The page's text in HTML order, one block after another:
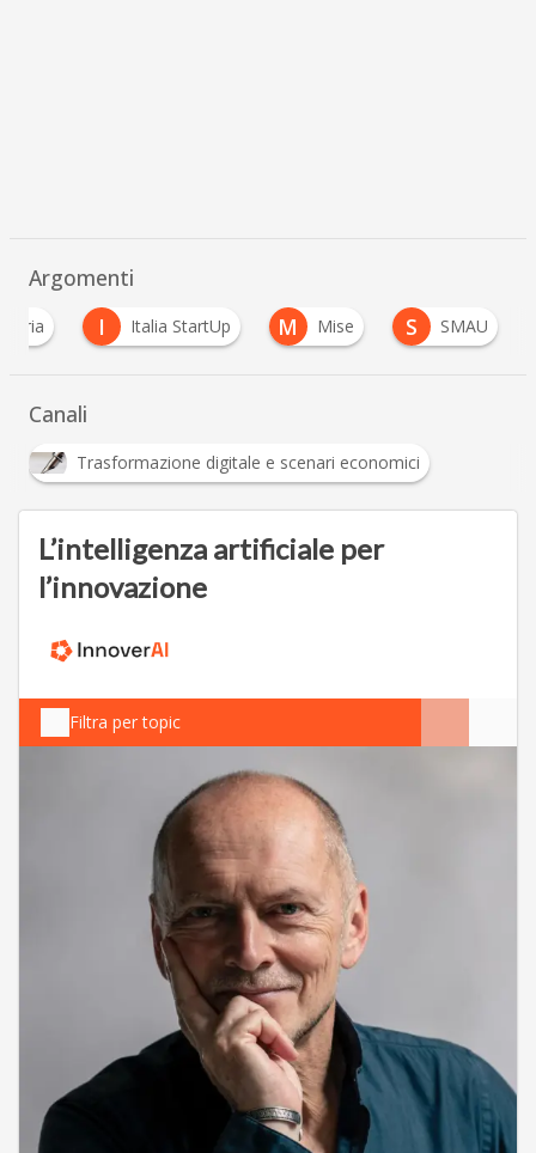
Argomenti
I Italia StartUp M Mise S SMAU
Canali
Trasformazione digitale e scenari economici
L’intelligenza artificiale per
l’innovazione
Filtra per topic